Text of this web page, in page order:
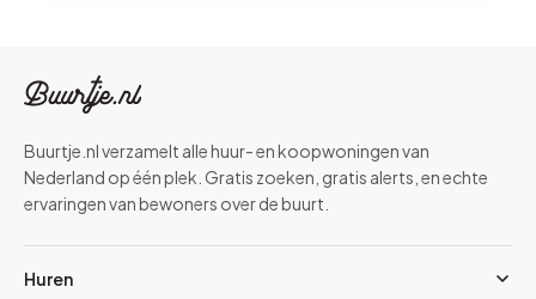
Buurtje.nl verzamelt alle huur- en koopwoningen van
Nederland op één plek. Gratis zoeken, gratis alerts, en echte
ervaringen van bewoners over de buurt.
Huren